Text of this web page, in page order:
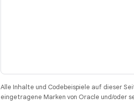
Alle Inhalte und Codebeispiele auf dieser
eingetragene Marken von Oracle und/oder